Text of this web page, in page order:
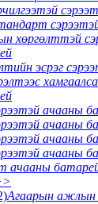
хөргөлттэй
эсрэг
ачааны
ачааны
ачааны
ачааны
ачааны батарей
Агаарын ажлын